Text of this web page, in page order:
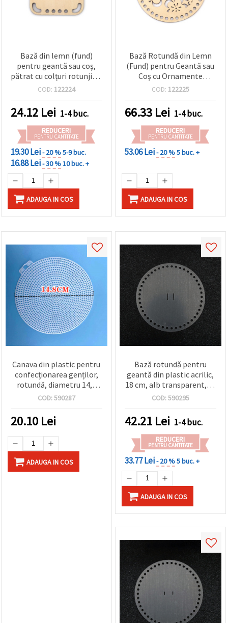
Bază din lemn (fund)
pentru geantă sau coș,
pătrat cu colțuri rotunjite,
100 x 4 mm, gaură: 6 mm,
COD: 122224
24.12 Lei 1-4 buc.
REDUCERI
PENTRU CANTITATE
19.30 Lei- 20 %5-9 buc.
16.88 Lei- 30 %10 buc. +
ADAUGA IN COS
Bază Rotundă din Lemn
(Fund) pentru Geantă sau
Coș cu Ornamente
Florale, 200x4 mm,
Lemn Natural
COD: 122225
66.33 Lei 1-4 buc.
REDUCERI
PENTRU CANTITATE
53.06 Lei- 20 %5 buc. +
ADAUGA IN COS
Canava din plastic pentru
confecționarea genților,
rotundă, diametru 14,8
cm, alb
COD:590287
20.10 Lei
ADAUGA IN COS
Bază rotundă pentru
geantă din plastic acrilic,
18 cm, alb transparent, cu
fantă pentru închizătoare
COD:590295
42.21 Lei 1-4 buc.
REDUCERI
PENTRU CANTITATE
33.77 Lei- 20 %5 buc. +
ADAUGA IN COS